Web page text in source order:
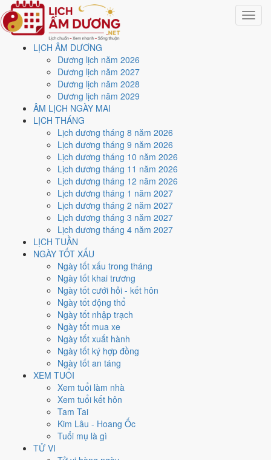
Toggle
LỊCH ÂM DƯƠNG
Dương lịch năm 2026
Dương lịch năm 2027
Dương lịch năm 2028
Dương lịch năm 2029
ÂM LỊCH NGÀY MAI
LỊCH THÁNG
Lịch dương tháng 8 năm 2026
Lịch dương tháng 9 năm 2026
Lịch dương tháng 10 năm 2026
Lịch dương tháng 11 năm 2026
Lịch dương tháng 12 năm 2026
Lịch dương tháng 1 năm 2027
Lịch dương tháng 2 năm 2027
Lịch dương tháng 3 năm 2027
Lịch dương tháng 4 năm 2027
LỊCH TUẦN
NGÀY TỐT XẤU
Ngày tốt xấu trong tháng
Ngày tốt khai trương
Ngày tốt cưới hỏi - kết hôn
Ngày tốt động thổ
Ngày tốt nhập trạch
Ngày tốt mua xe
Ngày tốt xuất hành
Ngày tốt ký hợp đồng
Ngày tốt an táng
XEM TUỔI
Xem tuổi làm nhà
Xem tuổi kết hôn
Tam Tai
Kim Lâu - Hoang Ốc
Tuổi mụ là gì
TỬ VI
Trang chủ
Lịch năm 1991
Lịch âm dương năm 1991 -
Tân Mùi · Thất Xích Đoài
Nguyễn Minh An·Cập nhật: 30/07/2026
1991 (Tân Mùi), Tết Nguyên đán vào15/2/1991
Tân Mùi 1991 có Thiên Can Tân hành Kim, Địa Chi Mùi hành
Thổ. Nạp Âm làLộ Bàng Thổhành Thổ. Hai hành Can và Chi Thổ
sinh Kim (tương sinh), đó là nền khí của cả năm.
Cả năm có86 ngày đạt mức Tốt trở lên
này chấm theo thang 5 bậc dùng chung với trang chi tiết từng ngày,
không phải chỉ đếm ngày Hoàng Đạo.
Tết Nguyên đán rơi vào15/2/1991. Về phong thủy, sao Ngũ Hoàng
hướng Bắc (Khảm)nên tránh động thổ hướng này. Người tuổi
xung Thái Tuế, theo tục lệ thì nên làm lễ giải đầu năm.
Ngày tốt trở lên
Ngày bình thường
Năm 1991 là năm con gì, mệnh